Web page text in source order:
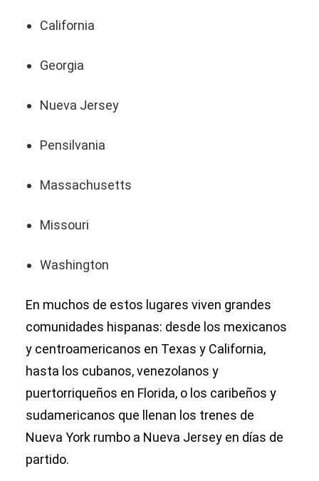
California
Georgia
Nueva Jersey
Pensilvania
Massachusetts
Missouri
Washington
En muchos de estos lugares viven grandes
comunidades hispanas: desde los mexicanos
y centroamericanos en Texas y California,
hasta los cubanos, venezolanos y
puertorriqueños en Florida, o los caribeños y
sudamericanos que llenan los trenes de
Nueva York rumbo a Nueva Jersey en días de
partido.